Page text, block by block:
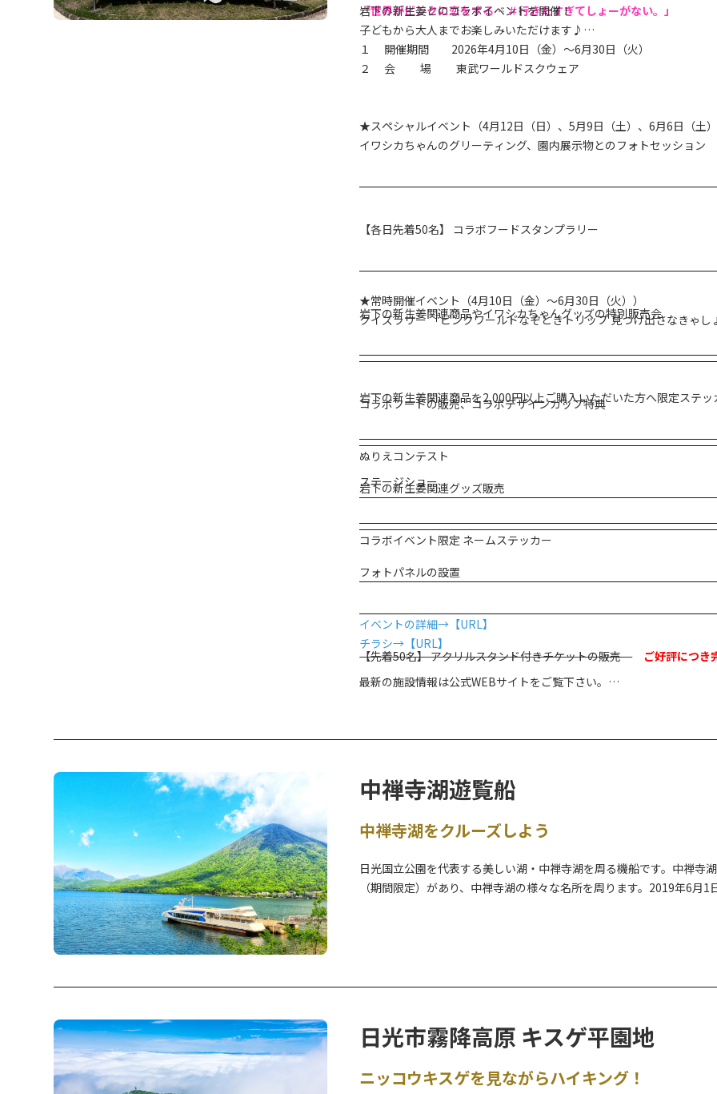
「世界がピンクに恋をする… ＃行きたすぎてしょーがない。」
岩下の新生姜とのコラボイベントを開催！
子どもから大人までお楽しみいただけます♪
１ 開催期間 2026年4月10日（金）～6月30日（火）
２ 会 場 東武ワールドスクウェア
★スペシャルイベント（4月12日（日）、5月9日（土）、6月6日（土）
イワシカちゃんのグリーティング、園内展示物とのフォトセッション
【各日先着50名】 コラボフードスタンプラリー
岩下の新生姜関連商品やイワシカちゃんグッズの特別販売会
岩下の新生姜関連商品を2,000円以上ご購入いただいた方へ限定ステッ
ステージショー
★常時開催イベント（4月10日（金）～6月30日（火））
クイズラリー 「ピンクワールドなぞときトリップ 見つけ出さなきゃし
コラボフードの販売、コラボデザインカップ特典
岩下の新生姜関連グッズ販売
フォトパネルの設置
【先着50名】 アクリルスタンド付きチケットの販売ご好評につき完
ぬりえコンテスト
コラボイベント限定 ネームステッカー
イベントの詳細→【URL】
チラシ→【URL】
最新の施設情報は公式WEBサイトをご覧下さい。
「世界の遺跡と建築文化を守ろう」というテーマのもと、スフィン
その展示数は100を超え、人間も25分の１サイズになっており、その
また、建築物を彩るように咲き誇る２万本以上の盆栽などの植物も本
是非、無料で行われているガイドツアーに参加して、より園内を楽し
中禅寺湖遊覧船
中禅寺湖をクルーズしよう
日光国立公園を代表する美しい湖・中禅寺湖を周る機船です。中禅寺
（期間限定）があり、中禅寺湖の様々な名所を周ります。2019年6月
日光市霧降高原 キスゲ平園地
ニッコウキスゲを見ながらハイキング！